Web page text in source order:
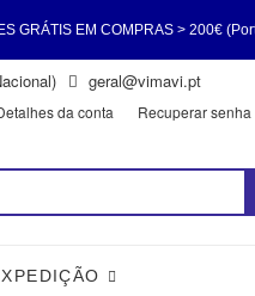
> 200€ (Portugal
EM COMPRAS > 200€
geral@vimavi.pt
da conta Recuperar senha